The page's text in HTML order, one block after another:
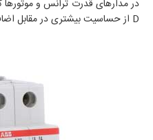
در مدارهای قدرت ترانس و موتورها
D از حساسیت بیشتری در مقابل